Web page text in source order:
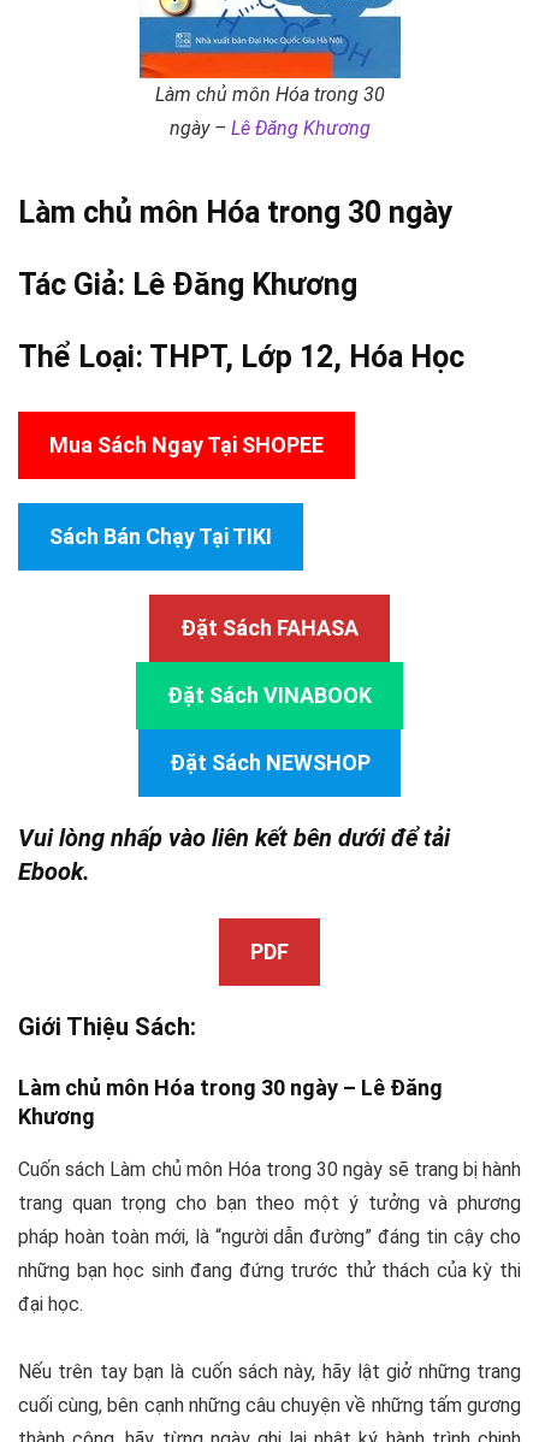
Làm chủ môn Hóa trong 30
ngày – Lê Đăng Khương
Làm chủ môn Hóa trong 30 ngày
Tác Giả: Lê Đăng Khương
Thể Loại: THPT, Lớp 12, Hóa Học
Mua Sách Ngay Tại SHOPEE
Sách Bán Chạy Tại TIKI
Đặt Sách FAHASA
Đặt Sách VINABOOK
Đặt Sách NEWSHOP
Vui lòng nhấp vào liên kết bên dưới để tải
Ebook.
PDF
Giới Thiệu Sách:
Làm chủ môn Hóa trong 30 ngày – Lê Đăng
Khương
Cuốn sách Làm chủ môn Hóa trong 30 ngày sẽ trang bị hành
trang quan trọng cho bạn theo một ý tưởng và phương
pháp hoàn toàn mới, là “người dẫn đường” đáng tin cậy cho
những bạn học sinh đang đứng trước thử thách của kỳ thi
đại học.
Nếu trên tay bạn là cuốn sách này, hãy lật giở những trang
cuối cùng, bên cạnh những câu chuyện về những tấm gương